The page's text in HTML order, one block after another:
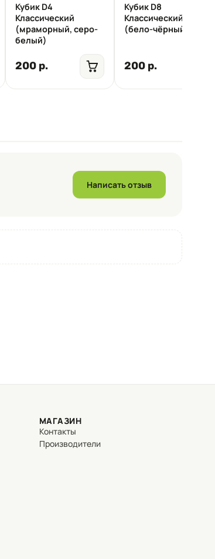
Кубик D4
Классический
(мраморный, серо-
белый)
200 р.
Кубик D8
Классический
(бело-чёрный)
200 р.
Написать отзыв
МАГАЗИН
Контакты
Производители